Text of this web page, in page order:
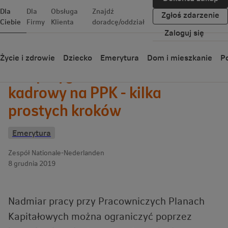
Dla
Ciebie
Dla
Firmy
Obsługa
Klienta
Znajdź
doradcę/oddział
Zgłoś zdarzenie
Zaloguj się
Życie i zdrowie Dziecko Emerytura Dom i mieszkanie
Wróć
kadrowy na PPK - kilka
prostych kroków
Emerytura
Zespół Nationale-Nederlanden
8 grudnia 2019
Nadmiar pracy przy Pracowniczych Planach
Kapitałowych można ograniczyć poprzez